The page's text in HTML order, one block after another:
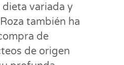
variada y
también ha
de
de origen